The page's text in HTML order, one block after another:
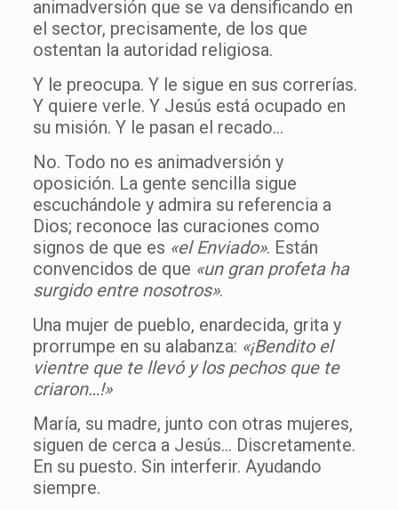
animadversión que se va densificando en
el sector, precisamente, de los que
ostentan la autoridad religiosa.
Y le preocupa. Y le sigue en sus correrías.
Y quiere verle. Y Jesús está ocupado en
su misión. Y le pasan el recado…
No. Todo no es animadversión y
oposición. La gente sencilla sigue
escuchándole y admira su referencia a
Dios; reconoce las curaciones como
signos de que es «el Enviado». Están
convencidos de que «un gran profeta ha
surgido entre nosotros».
Una mujer de pueblo, enardecida, grita y
prorrumpe en su alabanza: «¡Bendito el
vientre que te llevó y los pechos que te
criaron…!»
María, su madre, junto con otras mujeres,
siguen de cerca a Jesús… Discretamente.
En su puesto. Sin interferir. Ayudando
siempre.